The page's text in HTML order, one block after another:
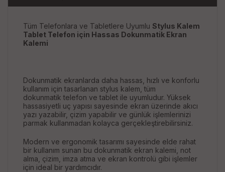
Tüm Telefonlara ve Tabletlere Uyumlu Stylus Kalem
Tablet Telefon için Hassas Dokunmatik Ekran
Kalemi
Dokunmatik ekranlarda daha hassas, hızlı ve konforlu
kullanım için tasarlanan stylus kalem, tüm
dokunmatik telefon ve tablet ile uyumludur. Yüksek
hassasiyetli uç yapısı sayesinde ekran üzerinde akıcı
yazı yazabilir, çizim yapabilir ve günlük işlemlerinizi
parmak kullanmadan kolayca gerçekleştirebilirsiniz.
Modern ve ergonomik tasarımı sayesinde elde rahat
bir kullanım sunan bu dokunmatik ekran kalemi, not
alma, çizim, imza atma ve ekran kontrolü gibi işlemler
için ideal bir yardımcıdır.